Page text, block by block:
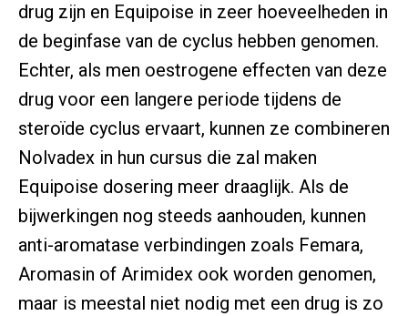
drug zijn en Equipoise in zeer hoeveelheden in
de beginfase van de cyclus hebben genomen.
Echter, als men oestrogene effecten van deze
drug voor een langere periode tijdens de
steroïde cyclus ervaart, kunnen ze combineren
Nolvadex in hun cursus die zal maken
Equipoise dosering meer draaglijk. Als de
bijwerkingen nog steeds aanhouden, kunnen
anti-aromatase verbindingen zoals Femara,
Aromasin of Arimidex ook worden genomen,
maar is meestal niet nodig met een drug is zo